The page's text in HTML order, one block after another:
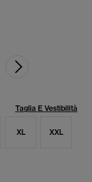
Taglia E Vestibilità
XL XXL